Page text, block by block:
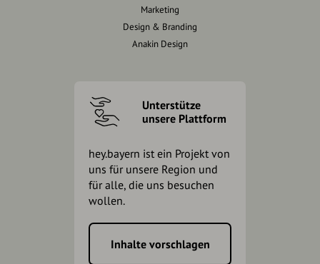
Marketing
Design & Branding
Anakin Design
Unterstütze
unsere Plattform
hey.bayern ist ein Projekt von
uns für unsere Region und
für alle, die uns besuchen
wollen.
Inhalte vorschlagen